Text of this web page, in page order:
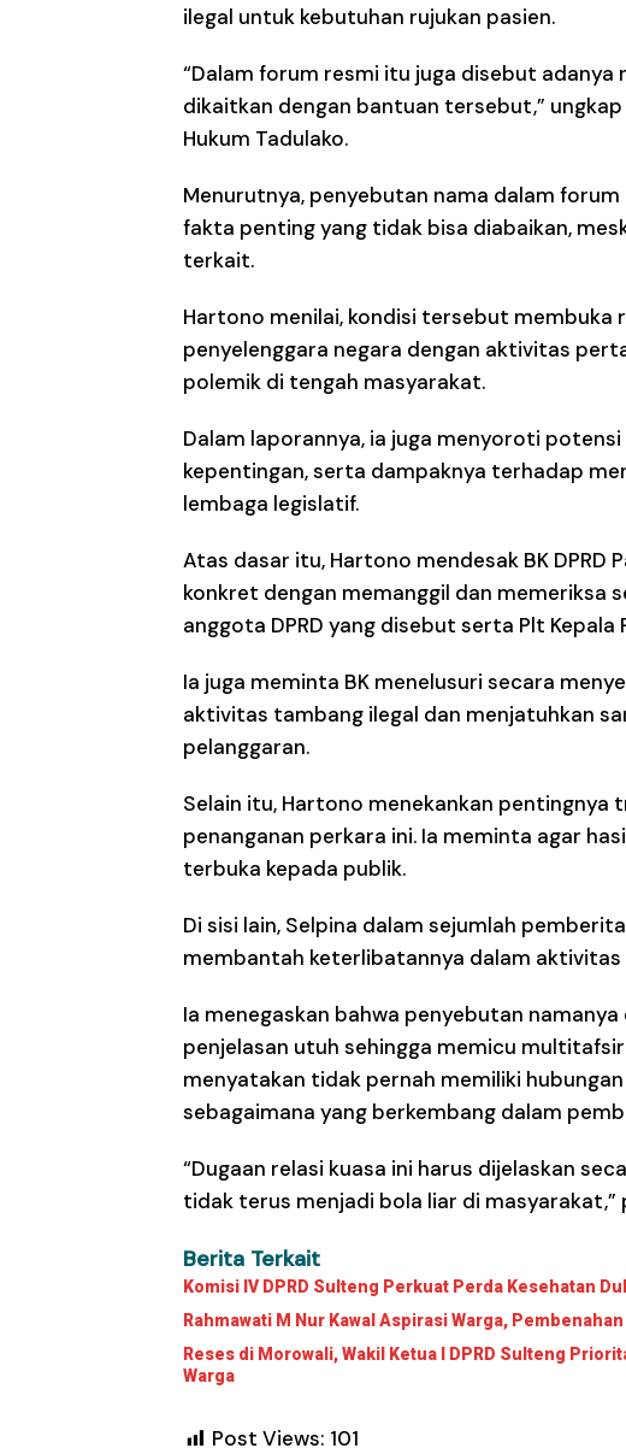
ilegal untuk kebutuhan rujukan pasien.
“Dalam forum resmi itu juga disebut adanya
dikaitkan dengan bantuan tersebut,”
Hukum Tadulako.
Menurutnya, penyebutan nama dalam
fakta penting yang tidak bisa diabaikan,
terkait.
Hartono menilai, kondisi tersebut membuka
penyelenggara negara dengan aktivitas
polemik di tengah masyarakat.
Dalam laporannya, ia juga menyoroti potensi
kepentingan, serta dampaknya terhadap
lembaga legislatif.
Atas dasar itu, Hartono mendesak BK DPRD
konkret dengan memanggil dan memeriksa
anggota DPRD yang disebut serta Plt Kepala
Ia juga meminta BK menelusuri secara
aktivitas tambang ilegal dan menjatuhkan
pelanggaran.
Selain itu, Hartono menekankan pentingnya
penanganan perkara ini. Ia meminta agar
terbuka kepada publik.
Di sisi lain, Selpina dalam sejumlah
membantah keterlibatannya dalam aktivitas
Ia menegaskan bahwa penyebutan
penjelasan utuh sehingga memicu
menyatakan tidak pernah memiliki
sebagaimana yang berkembang dalam
“Dugaan relasi kuasa ini harus dijelaskan
tidak terus menjadi bola liar di masyarakat,”
Berita Terkait
Komisi IV DPRD Sulteng Perkuat Perda Kesehatan
Rahmawati M Nur Kawal Aspirasi Warga,
Reses di Morowali, Wakil Ketua I DPRD Sulteng
Warga
Post Views: 101